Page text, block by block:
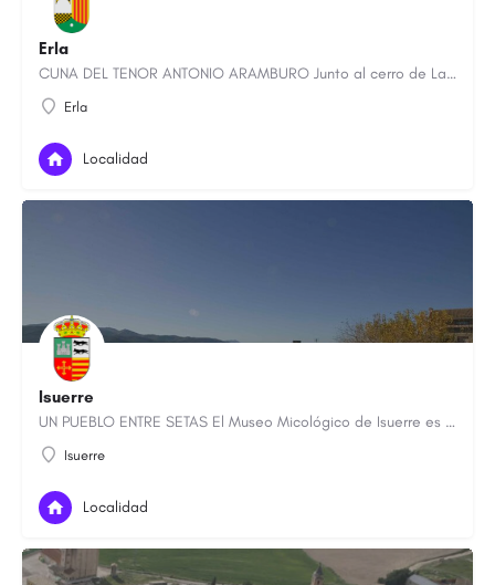
Erla
CUNA DEL TENOR ANTONIO ARAMBURO Junto al cerro de La Corona, bajo la ermita del mismo nombre, se sitúa Erla,…
Erla
Localidad
Isuerre
UN PUEBLO ENTRE SETAS El Museo Micológico de Isuerre es uno de los pocos de esta temática que existen en…
Isuerre
Localidad